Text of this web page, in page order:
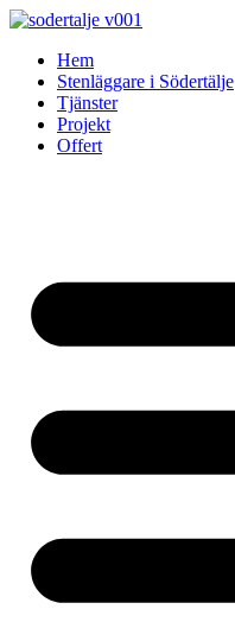
Skip
contentHem
Stenläggare i Södertälje
Tjänster
Projekt
Offert